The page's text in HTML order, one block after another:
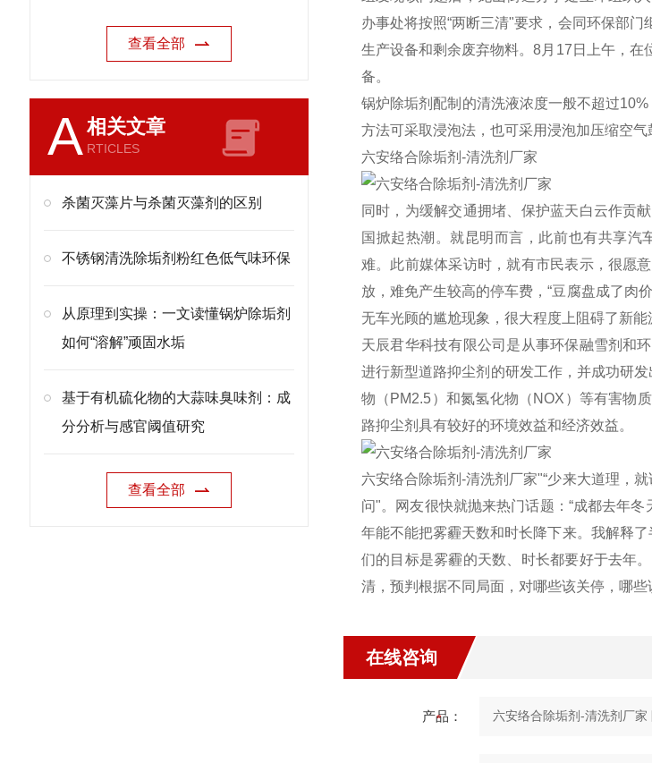
查看全部
A相关文章
RTICLES
杀菌灭藻片与杀菌灭藻剂的区别
不锈钢清洗除垢剂粉红色低气味环保
从原理到实操：一文读懂锅炉除垢剂
如何“溶解”顽固水垢
基于有机硫化物的大蒜味臭味剂：成
分分析与感官阈值研究
查看全部
办事处将按照“两断三清"要求，会同环保部
生产设备和剩余废弃物料。8月17日上午，
备。
锅炉除垢剂配制的清洗液浓度一般不超过
方法可采取浸泡法，也可采用浸泡加压缩空气
六安络合除垢剂-清洗剂厂家
同时，为缓解交通拥堵、保护蓝天白云作贡
国掀起热潮。就昆明而言，此前也有共享汽
难。此前媒体采访时，就有市民表示，很愿
放，难免产生较高的停车费，“豆腐盘成了肉
无车光顾的尴尬现象，很大程度上阻碍了新能
天辰君华科技有限公司是从事环保融雪剂和
进行新型道路抑尘剂的研发工作，并成功研
物（PM2.5）和氮氢化物（NOX）等有害物
路抑尘剂具有较好的环境效益和经济效益。
六安络合除垢剂-清洗剂厂家"“少来大道理，
问"。网友很快就抛来热门话题：“成都去年
年能不能把雾霾天数和时长降下来。我解释
们的目标是雾霾的天数、时长都要好于去年
清，预判根据不同局面，对哪些该关停，哪些
在线咨询
产品：